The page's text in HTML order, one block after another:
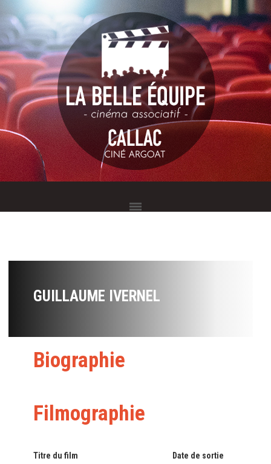
GUILLAUME IVERNEL
Biographie
Filmographie
Titre du film Date de sortie